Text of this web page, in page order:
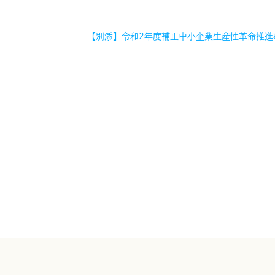
【別添】令和2年度補正中小企業生産性革命推